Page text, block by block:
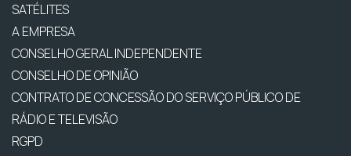
SATÉLITES
A EMPRESA
CONSELHO GERAL INDEPENDENTE
CONSELHO DE OPINIÃO
CONTRATO DE CONCESSÃO DO SERVIÇO PÚBLICO DE
RÁDIO E TELEVISÃO
RGPD